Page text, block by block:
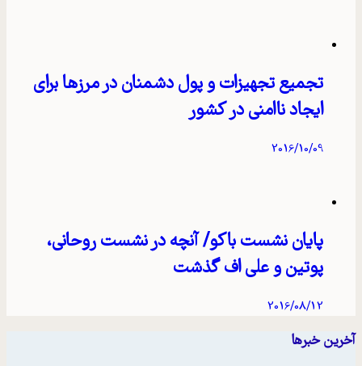
تجمیع تجهیزات و پول دشمنان در مرزها برای
ایجاد ناامنی در کشور
2016/10/09
پایان نشست باکو/ آنچه در نشست روحانی،
پوتین و علی اف گذشت
2016/08/12
آخرین خبرها